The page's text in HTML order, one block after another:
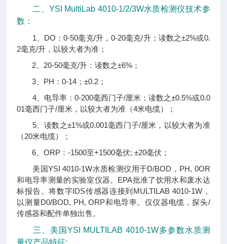
二、 YSI MultiLab 4010-1/2/3W水质检测仪技术参
数：
1、DO：0-50毫克/升，0-20毫克/升；读数之±2%或0.
2毫克/升，以较大者为准；
2、20-50毫克/升：读数之±6%；
3、PH：0-14；±0.2；
4、电导率：0-200毫西门子/厘米；读数之±0.5%或0.0
01毫西门子/厘米，以较大者为准（4米电缆）；
5、读数之±1%或0.001毫西门子/厘米，以较大者为准
（20米电缆）；
6、ORP：-1500至+1500毫伏; ±20毫伏；
美国YSI 4010-1W水质检测仪用于D/BOD，PH, 0OR
和电导率测量的实验室仪器。EPA批准了饮用水和废水达
标报告。将数字IDS传感器连接到MULTILAB 4010-1W，
以测量D0/BOD, PH, ORP和电导率。仅仪器电缆，探头/
传感器和配件单独出售。
三、美国YSI MULTILAB 4010-1W多参数水质测
量仪产品特征: .